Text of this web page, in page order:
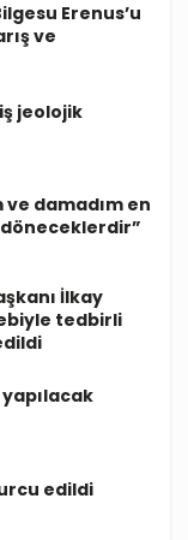
Erenus’u
ve
jeolojik
ve damadım en
İlkay
tedbirli
edildi